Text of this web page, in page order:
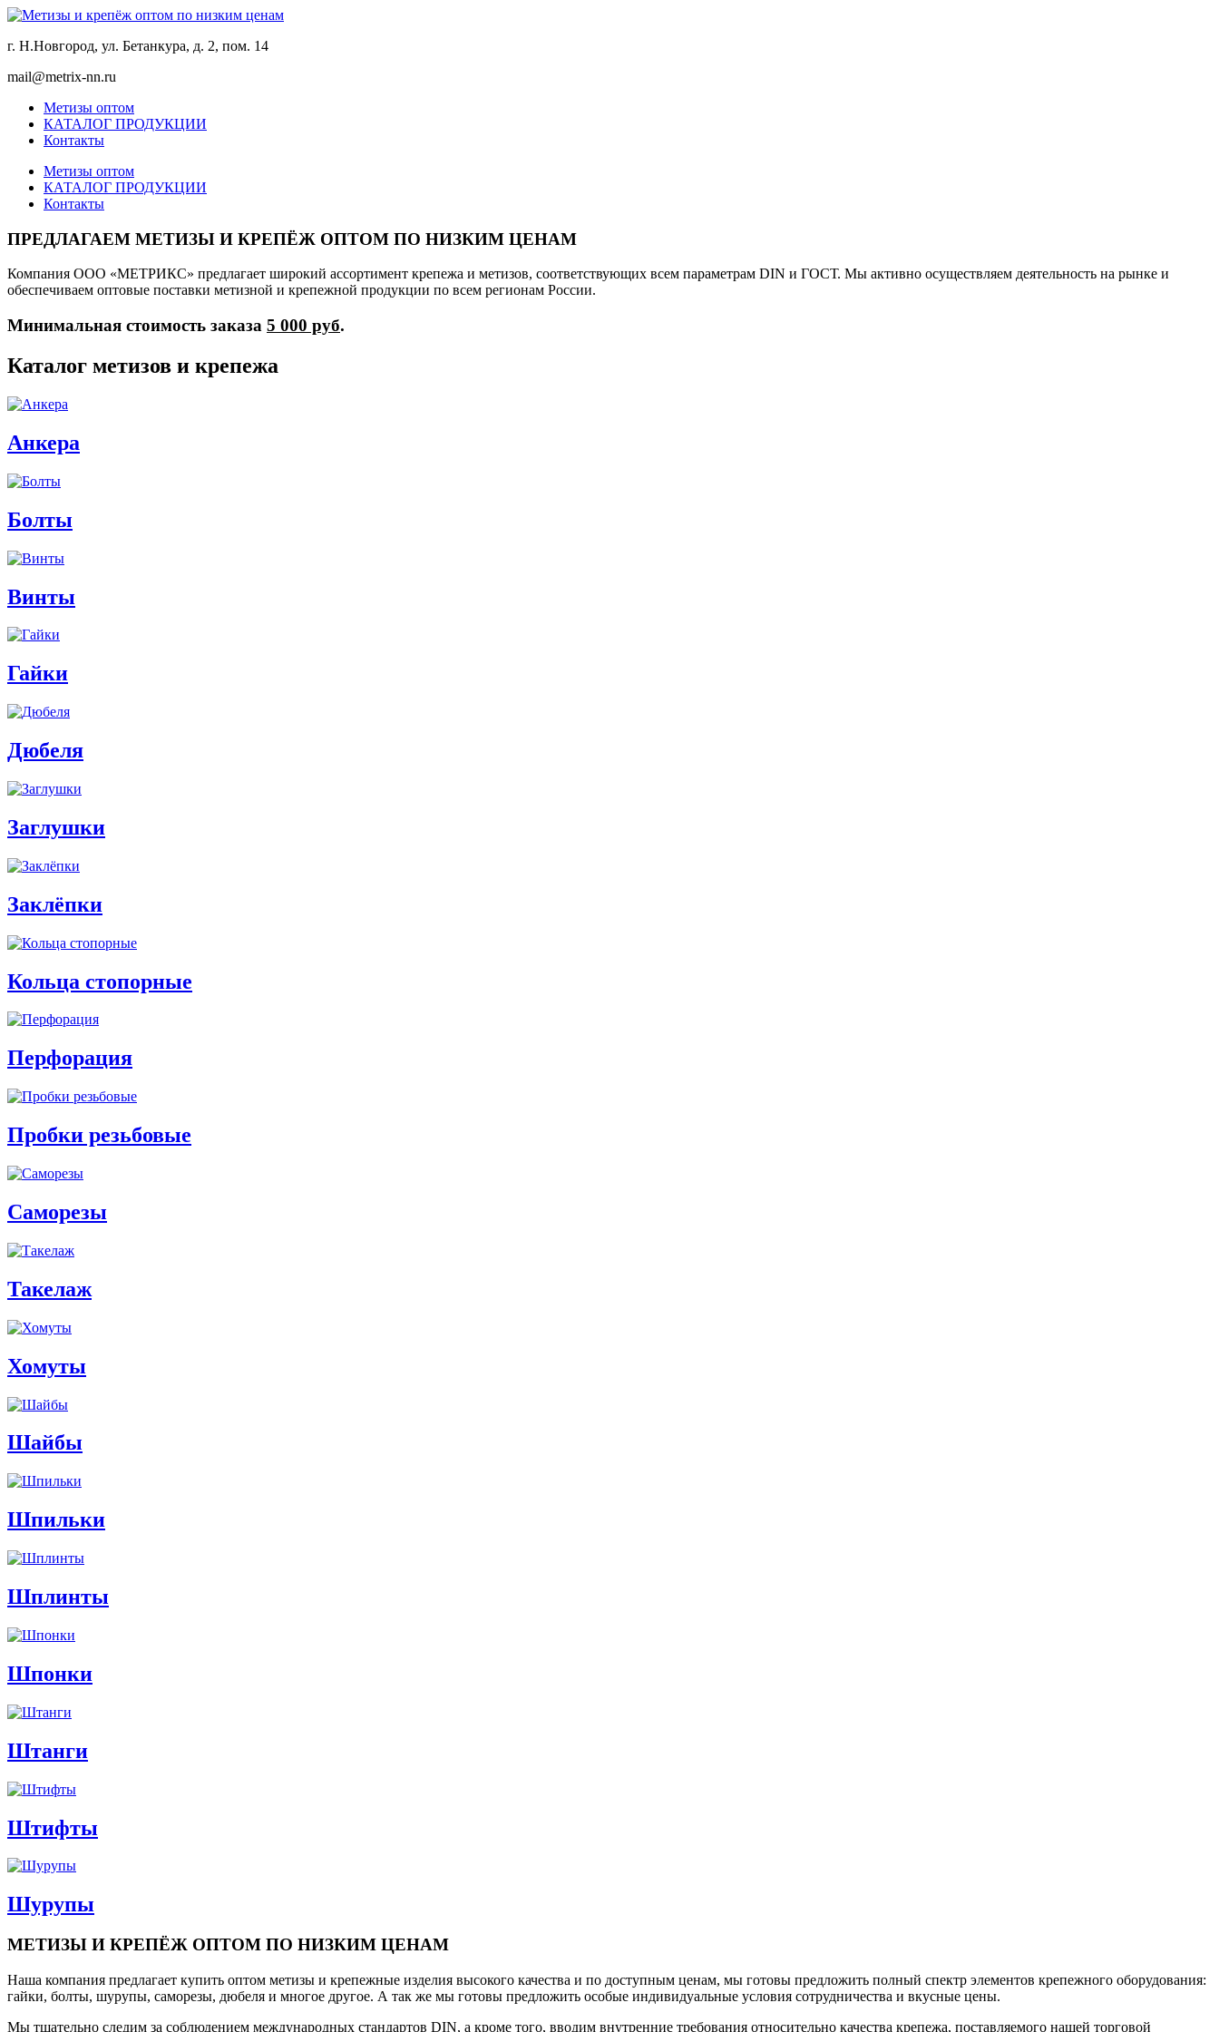
г. Н.Новгород, ул. Бетанкура, д. 2, пом. 14
mail@metrix-nn.ru
Метизы оптом
КАТАЛОГ ПРОДУКЦИИ
Контакты
Метизы оптом
КАТАЛОГ ПРОДУКЦИИ
Контакты
ПРЕДЛАГАЕМ МЕТИЗЫ И КРЕПЁЖ ОПТОМ ПО НИЗКИМ ЦЕНАМ
Компания ООО «МЕТРИКС» предлагает широкий ассортимент крепежа и метизов, соответствующих всем параметрам DIN и ГОСТ. Мы активно осуществляем деятельность на рынке и
обеспечиваем оптовые поставки метизной и крепежной продукции по всем регионам России.
Минимальная стоимость заказа 5 000 руб.
Каталог метизов и крепежа
Анкера
Болты
Винты
Гайки
Дюбеля
Заглушки
Заклёпки
Кольца стопорные
Перфорация
Пробки резьбовые
Саморезы
Такелаж
Хомуты
Шайбы
Шпильки
Шплинты
Шпонки
Штанги
Штифты
Шурупы
МЕТИЗЫ И КРЕПЁЖ ОПТОМ ПО НИЗКИМ ЦЕНАМ
Наша компания предлагает купить оптом метизы и крепежные изделия высокого качества и по доступным ценам, мы готовы предложить полный спектр элементов крепежного оборудования:
гайки, болты, шурупы, саморезы, дюбеля и многое другое. А так же мы готовы предложить особые индивидуальные условия сотрудничества и вкусные цены.
Мы тщательно следим за соблюдением международных стандартов DIN, а кроме того, вводим внутренние требования относительно качества крепежа, поставляемого нашей торговой